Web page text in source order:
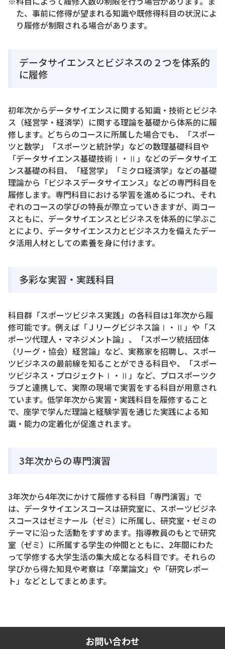
た、事前に修得が望まれる知識や既修得科目の状況によ
り履修が制限される場合があります。
データサイエンスとビジネスの２つを体系的
に履修
初年次からデータサイエンスに関する知識・技術とビジネ
ス（経営学・経済学）に関する理論を基礎から体系的に履
修します。どちらのコースに所属した場合でも、「スポー
ツと数学」「スポーツと統計学」などの数理基礎科目や
「データサイエンス基礎技術Ⅰ・Ⅱ」などのデータサイエ
ンス基礎の科目、「経営学」「ミクロ経済学」などの基礎
理論から「ビジネスデータサイエンス」などの専門科目を
履修します。専門科目における学習を進めるにつれ、それ
ぞれのコースの学びの特長が際立っていきますが、両コー
スともに、データサイエンスとビジネスを体系的に学ぶこ
とにより、データサイエンス力とビジネス力を備えたデー
タ活用人材としての素養を身に付けます。
多彩な実習・実践科目
科目群「スポーツビジネス実践」の各科目は1年次から履
修可能です。例えば「Ｊリーグビジネス論Ⅰ・Ⅱ」や「ス
ポーツ代理人・マネジメント論」、「スポーツ統括団体
（リーグ・協会）経営論」など、実務家を招聘し、スポー
ツビジネスの最前線を知ることができる科目や、「スポー
ツビジネス・プロジェクトⅠ・Ⅱ」など、プロスポーツク
ラブと連携して、実際の現場で実習をする科目が用意され
ています。低学年次から実習・実践科目を履修すること
で、座学で学んだ理論と経験学習を通じた実践による知
識・能力の定着化が促進されます。
3年次からの専門演習
3年次から4年次にかけて履修する科目「専門演習」で
は、データサイエンスコースは研究室に、スポーツビジネ
スコースはゼミナール（ゼミ）に所属し、研究室・ゼミの
テーマに沿った活動をすすめます。指導教員のもとで研究
室（ゼミ）に所属する学生の仲間とともに、2年間にわた
って学修する大学生活の集大成となる科目です。それらの
学びから得た知見や考察は「卒業論文」や「研究レポー
ト」などとしてまとめます。
お問い合わせ